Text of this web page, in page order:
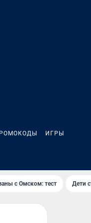
ИГРЫ
с Омском: тест Дети